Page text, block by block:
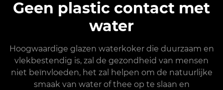
Geen plastic contact met
water
Hoogwaardige glazen waterkoker die duurzaam en
vlekbestendig is, zal de gezondheid van mensen
niet beïnvloeden, het zal helpen om de natuurlijke
smaak van water of thee op te slaan en